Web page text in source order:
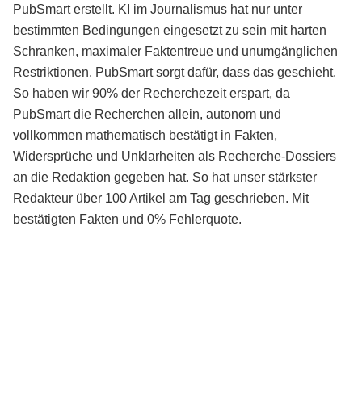
PubSmart erstellt. KI im Journalismus hat nur unter
bestimmten Bedingungen eingesetzt zu sein mit harten
Schranken, maximaler Faktentreue und unumgänglichen
Restriktionen. PubSmart sorgt dafür, dass das geschieht.
So haben wir 90% der Recherchezeit erspart, da
PubSmart die Recherchen allein, autonom und
vollkommen mathematisch bestätigt in Fakten,
Widersprüche und Unklarheiten als Recherche-Dossiers
an die Redaktion gegeben hat. So hat unser stärkster
Redakteur über 100 Artikel am Tag geschrieben. Mit
bestätigten Fakten und 0% Fehlerquote.